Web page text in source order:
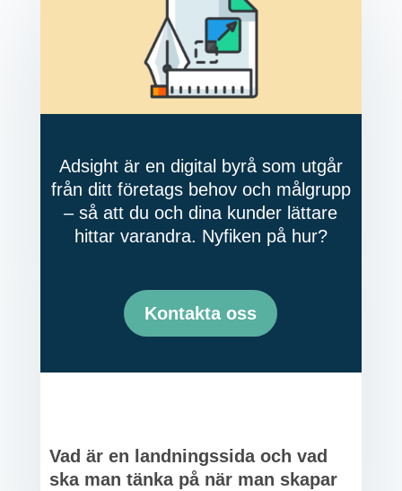
Adsight är en digital byrå som utgår
från ditt företags behov och målgrupp
– så att du och dina kunder lättare
hittar varandra. Nyfiken på hur?
Kontakta oss
Vad är en landningssida och vad
ska man tänka på när man skapar